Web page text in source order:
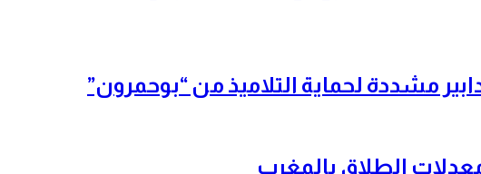
مشددة لحماية التلاميذ من “بوحمرون”
الطلاق بالمغرب